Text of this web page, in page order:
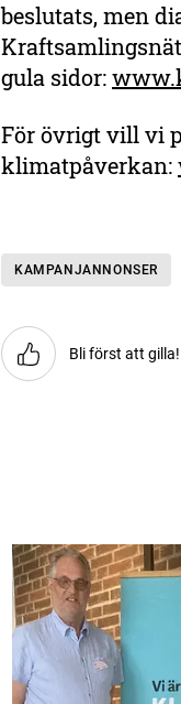
beslutats, men
gula sidor:
För övrigt vill vi
klimatpåverkan:
KAMPANJANNONSER
Bli först att gilla!